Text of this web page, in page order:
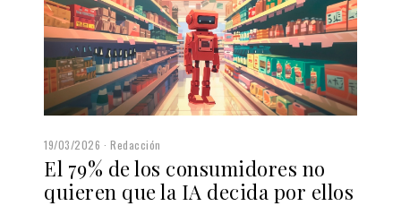
19/03/2026 Redacción
El 79% de los consumidores no
quieren que la IA decida por ellos